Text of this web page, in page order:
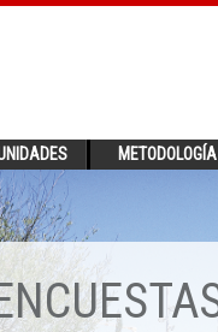
METODOLOGÍA